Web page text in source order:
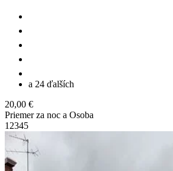
a 24 ďalších
20,00 €
Priemer za noc a Osoba
1 2345